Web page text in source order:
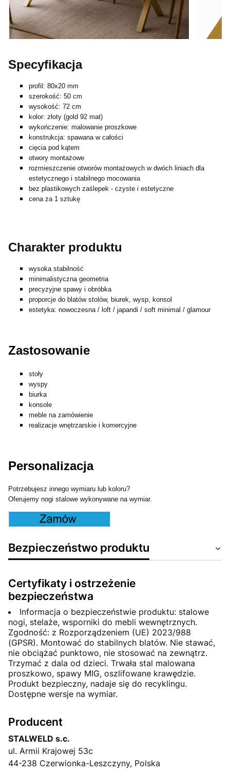
Specyfikacja
profil: 80x20 mm
szerokość: 50 cm
wysokość: 72 cm
kolor: złoty (gold 92 mat)
wykończenie: malowanie proszkowe
konstrukcja: spawana w całości
cięcia pod kątem
otwory montażowe
rozmieszczenie otworów montażowych w dwóch liniach dla
estetycznego i stabilnego mocowania
bez plastikowych zaślepek - czyste i estetyczne
cena za 1 sztukę
Charakter produktu
wysoka stabilność
minimalistyczna geometria
precyzyjne spawy i obróbka
proporcje do blatów stolów, biurek, wysp, konsol
estetyka: nowoczesna / loft / japandi / soft minimal / glamour
Zastosowanie
stoły
wyspy
biurka
konsole
meble na zamówienie
realizacje wnętrzarskie i komercyjne
Personalizacja
Potrzebujesz innego wymiaru lub koloru?
Oferujemy nogi stalowe wykonywane na wymiar.
Bezpieczeństwo produktu
Certyfikaty i ostrzeżenie
bezpieczeństwa
Informacja o bezpieczeństwie produktu: stalowe
nogi, stelaże, wsporniki do mebli wewnętrznych.
Zgodność: z Rozporządzeniem (UE) 2023/988
(GPSR). Montować do stabilnych blatów. Nie stawać,
nie obciążać punktowo, nie stosować na zewnątrz.
Trzymać z dala od dzieci. Trwała stal malowana
proszkowo, spawy MIG, oszlifowane krawędzie.
Produkt bezpieczny, nadaje się do recyklingu.
Dostępne wersje na wymiar.
Producent
STALWELD s.c.
ul. Armii Krajowej 53c
44-238 Czerwionka-Leszczyny, Polska